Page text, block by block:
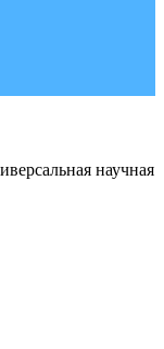
научная